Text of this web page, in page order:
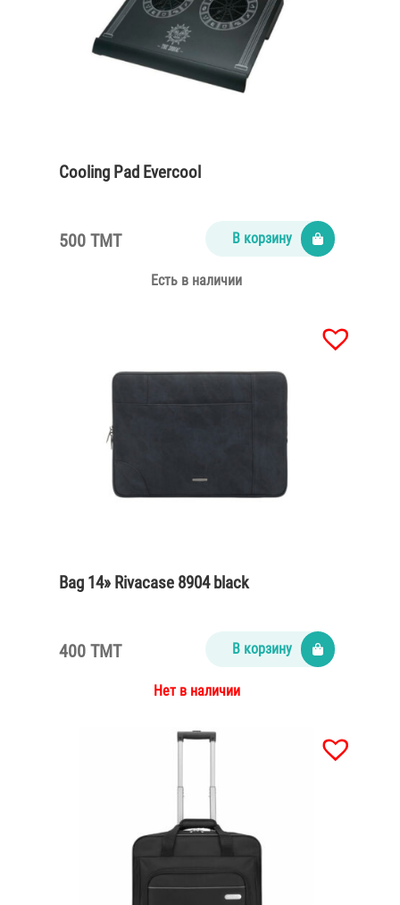
Cooling Pad Evercool
500 TMT В корзину
Есть в наличии
Bag 14» Rivacase 8904 black
400 TMT В корзину
Нет в наличии